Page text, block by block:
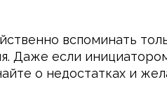
вспоминать
Даже если
о недостатках и